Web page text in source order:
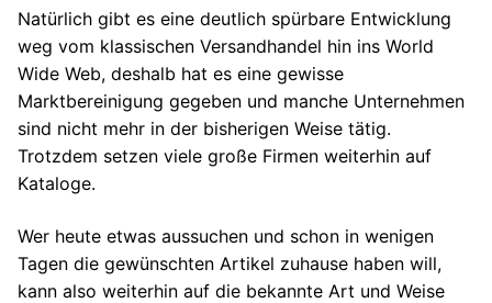
Natürlich gibt es eine deutlich spürbare Entwicklung
weg vom klassischen Versandhandel hin ins World
Wide Web, deshalb hat es eine gewisse
Marktbereinigung gegeben und manche Unternehmen
sind nicht mehr in der bisherigen Weise tätig.
Trotzdem setzen viele große Firmen weiterhin auf
Kataloge.
Wer heute etwas aussuchen und schon in wenigen
Tagen die gewünschten Artikel zuhause haben will,
kann also weiterhin auf die bekannte Art und Weise